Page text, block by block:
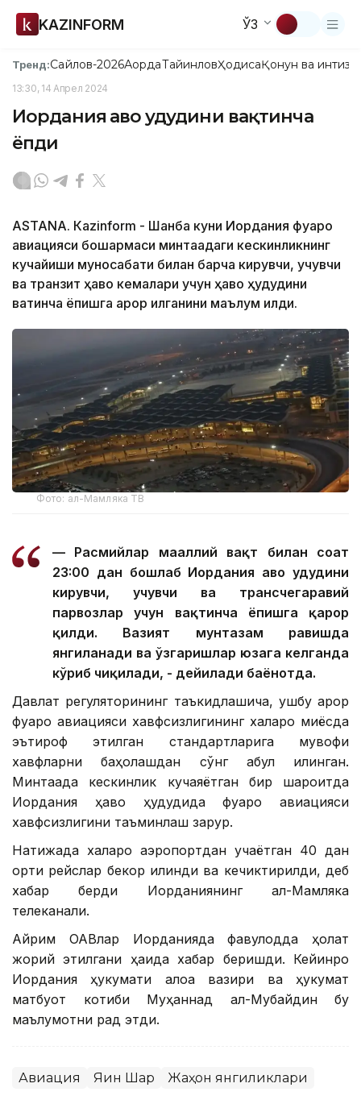
KAZINFORM ЎЗ
Тренд:Сайлов-2026АқордаТайинловҲодисаҚонун ва
13:30, 14 Апрел 2024
Иордания ҳаво ҳудудини вақтинча
ёпди
ASTANА. Кazinform - Шанба куни Иордания фуқаро
авиацияси бошқармаси минтақадаги кескинликнинг
кучайиши муносабати билан барча кирувчи, учувчи
ва транзит ҳаво кемалари учун ҳаво ҳудудини
вақтинча ёпишга қарор қилганини маълум қилди.
Фото: ал-Мамляка ТВ
— Расмийлар маҳаллий вақт билан соат
23:00 дан бошлаб Иордания ҳаво ҳудудини
кирувчи, учувчи ва трансчегаравий
парвозлар учун вақтинча ёпишга қарор
қилди. Вазият мунтазам равишда
янгиланади ва ўзгаришлар юзага келганда
кўриб чиқилади, - дейилади баёнотда.
Давлат регуляторининг таъкидлашича, ушбу қарор
фуқаро авиацияси хавфсизлигининг халқаро миқёсда
эътироф этилган стандартларига мувофиқ
хавфларни баҳолашдан сўнг қабул қилинган.
Минтақада кескинлик кучаяётган бир шароитда
Иордания ҳаво ҳудудида фуқаро авиацияси
хавфсизлигини таъминлаш зарур.
Натижада халқаро аэропортдан учаётган 40 дан
ортиқ рейслар бекор қилинди ва кечиктирилди, деб
хабар берди Иорданиянинг ал-Мамляка
телеканали.
Айрим ОАВлар Иорданияда фавқулодда ҳолат
жорий этилгани ҳақида хабар беришди. Кейинроқ
Иордания ҳукумати алоқа вазири ва ҳукумат
матбуот котиби Муҳаннад ал-Мубайдин бу
маълумотни рад этди.
Авиация Яқин Шарқ Жаҳон янгиликлари